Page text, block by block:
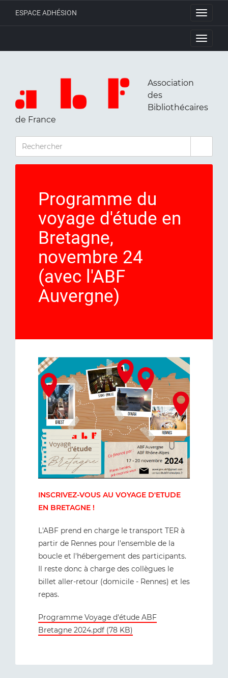
Toggle
ESPACE ADHÉSION
Toggle
Association
des
Bibliothécaires
de France
RECHERCHER
Programme du
voyage d'étude en
Bretagne,
novembre 24
(avec l'ABF
Auvergne)
INSCRIVEZ-VOUS AU VOYAGE D'ETUDE
EN BRETAGNE !
L'ABF prend en charge le transport TER à
partir de Rennes pour l'ensemble de la
boucle et l'hébergement des participants.
Il reste donc à charge des collègues le
billet aller-retour (domicile - Rennes) et les
repas.
Programme Voyage d'étude ABF
Bretagne 2024.pdf (78 KB)